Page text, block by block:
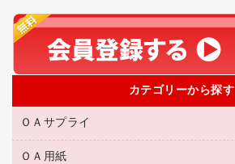
カテゴリーから探す
ＯＡサプライ
互換インクカートリッジ
ＯＡ用紙